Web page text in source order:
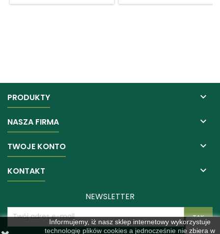
PRODUKTY 
NASZA FIRMA 
TWOJE KONTO 
KONTAKT 
Informujemy, iż nasz sklep internetowy wykorzystuje
technologię plików cookies a jednocześnie nie zbiera w
NEWSLETTER